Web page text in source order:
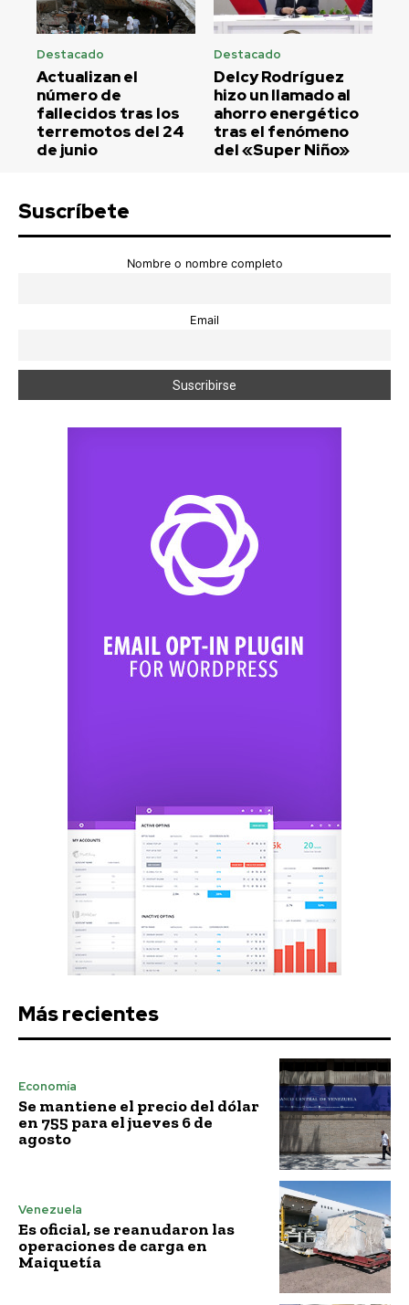
Destacado
Actualizan el
número de
fallecidos tras los
terremotos del 24
de junio
Destacado
Delcy Rodríguez
hizo un llamado al
ahorro energético
tras el fenómeno
del «Super Niño»
Suscríbete
Nombre o nombre completo
Email
Más recientes
Economía
Se mantiene el precio del dólar
en 755 para el jueves 6 de
agosto
Venezuela
Es oficial, se reanudaron las
operaciones de carga en
Maiquetía